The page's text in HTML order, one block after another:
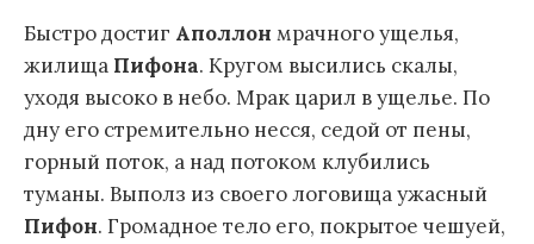
Быстро достиг Аполлон мрачного ущелья,
жилища Пифона. Кругом высились скалы,
уходя высоко в небо. Мрак царил в ущелье. По
дну его стремительно несся, седой от пены,
горный поток, а над потоком клубились
туманы. Выполз из своего логовища ужасный
Пифон. Громадное тело его, покрытое чешуей,